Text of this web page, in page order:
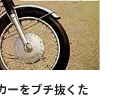
ーをブチ抜くた